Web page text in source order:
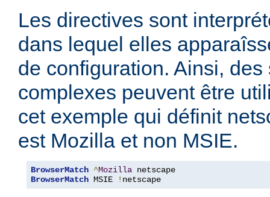
Les directives sont
dans lequel elles
de configuration. Ainsi,
complexes peuvent être
cet exemple qui définit
est Mozilla et non MSIE.
BrowserMatch ^Mozilla
BrowserMatch MSIE ! netscape